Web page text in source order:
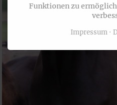
Funktionen zu
Impressum